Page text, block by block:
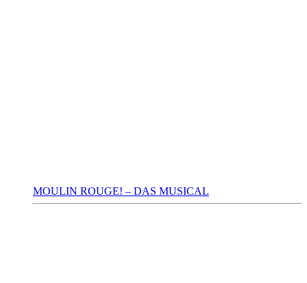
MOULIN ROUGE! – DAS MUSICAL